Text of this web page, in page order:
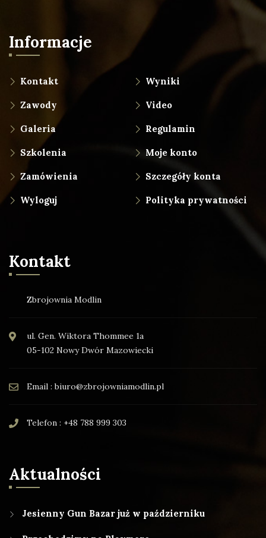
Informacje
Kontakt Wyniki
Zawody Video
Galeria Regulamin
Szkolenia Moje konto
Zamówienia Szczegóły konta
Wyloguj Polityka prywatności
Kontakt
Zbrojownia Modlin
ul. Gen. Wiktora Thommee 1a
05-102 Nowy Dwór Mazowiecki
Email : biuro@zbrojowniamodlin.pl
Telefon : +48 788 999 303
Aktualności
Jesienny Gun Bazar już w październiku